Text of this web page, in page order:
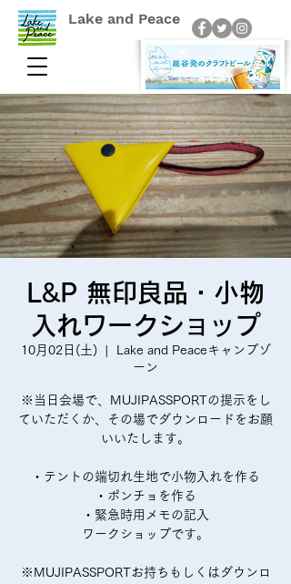
Lake and Peace
L&P 無印良品・小物
入れワークショップ
10月02日(土)
  |
Lake and Peaceキャンプゾ
ーン
※当日会場で、MUJIPASSPORTの提示をし
ていただくか、その場でダウンロードをお願
いいたします。
・テントの端切れ生地で小物入れを作る
・ポンチョを作る
・緊急時用メモの記入
ワークショップです。
※MUJIPASSPORTお持ちもしくはダウンロ